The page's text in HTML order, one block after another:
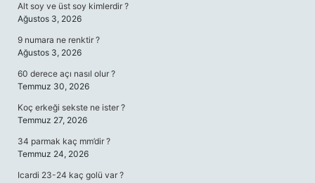
Alt soy ve üst soy kimlerdir ?
Ağustos 3, 2026
9 numara ne renktir ?
Ağustos 3, 2026
60 derece açı nasıl olur ?
Temmuz 30, 2026
Koç erkeği sekste ne ister ?
Temmuz 27, 2026
34 parmak kaç mm’dir ?
Temmuz 24, 2026
Icardi 23-24 kaç golü var ?